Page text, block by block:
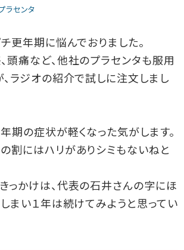
ラセンタ
更年期に悩んでおりました。
頭痛など、他社のプラセンタも服用
、ラジオの紹介で試しに注文しまし
期の症状が軽くなった気がします。
割にはハリがありシミもないねと
っかけは、代表の石井さんの字にほ
しまい１年は続けてみようと思ってい